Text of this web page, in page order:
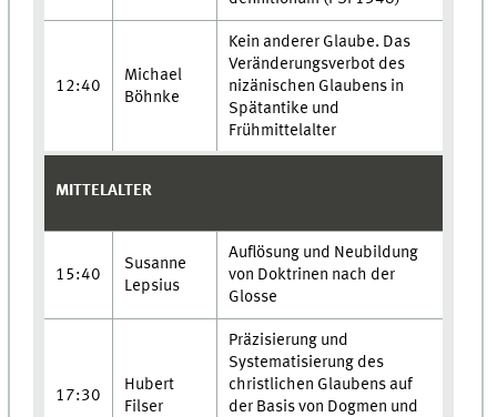
12:40
Michael
Böhnke
Kein anderer Glaube. Das
Veränderungsverbot des
nizänischen Glaubens in
Spätantike und
Frühmittelalter
MITTELALTER
15:40
Susanne
Lepsius
Auflösung und Neubildung
von Doktrinen nach der
Glosse
17:30
Hubert
Filser
Präzisierung und
Systematisierung des
christlichen Glaubens auf
der Basis von Dogmen und